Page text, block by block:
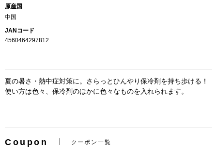
原産国
中国
JANコード
4560464297812
夏の暑さ・熱中症対策に。さらっとひんやり保冷剤を持ち歩ける！
使い方は色々、保冷剤のほかに色々なものを入れられます。
Coupon クーポン一覧